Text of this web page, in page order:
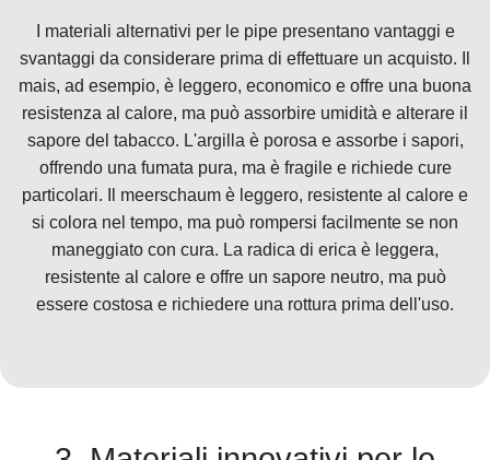
I materiali alternativi per le pipe presentano vantaggi e
svantaggi da considerare prima di effettuare un acquisto. Il
mais, ad esempio, è leggero, economico e offre una buona
resistenza al calore, ma può assorbire umidità e alterare il
sapore del tabacco. L'argilla è porosa e assorbe i sapori,
offrendo una fumata pura, ma è fragile e richiede cure
particolari. Il meerschaum è leggero, resistente al calore e
si colora nel tempo, ma può rompersi facilmente se non
maneggiato con cura. La radica di erica è leggera,
resistente al calore e offre un sapore neutro, ma può
essere costosa e richiedere una rottura prima dell'uso.